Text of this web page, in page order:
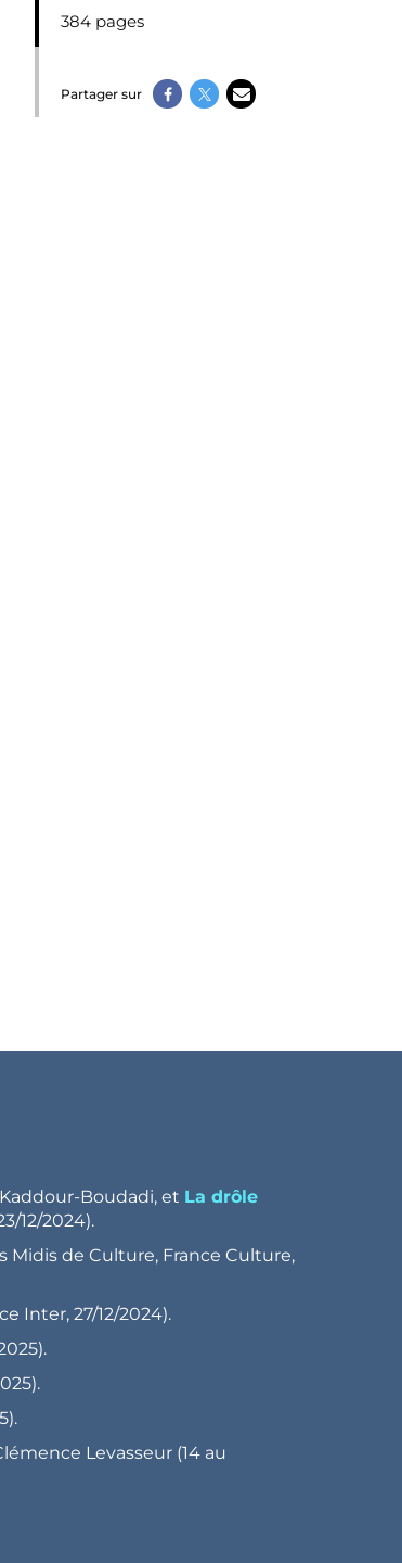
384 pages
Partager sur
Boudadi, et La drôle
12/2024).
Midis de Culture, France Culture,
Inter, 27/12/2024).
Levasseur (14 au